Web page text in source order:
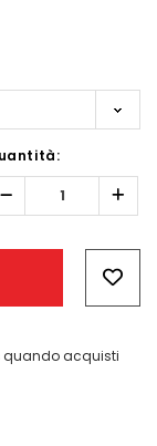
Diminuisci
quantità:
quando acquisti